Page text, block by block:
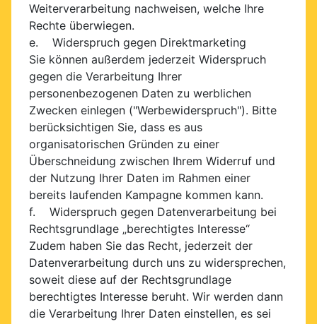
Weiterverarbeitung nachweisen, welche Ihre
Rechte überwiegen.
e. Widerspruch gegen Direktmarketing
Sie können außerdem jederzeit Widerspruch
gegen die Verarbeitung Ihrer
personenbezogenen Daten zu werblichen
Zwecken einlegen ("Werbewiderspruch"). Bitte
berücksichtigen Sie, dass es aus
organisatorischen Gründen zu einer
Überschneidung zwischen Ihrem Widerruf und
der Nutzung Ihrer Daten im Rahmen einer
bereits laufenden Kampagne kommen kann.
f. Widerspruch gegen Datenverarbeitung bei
Rechtsgrundlage „berechtigtes Interesse“
Zudem haben Sie das Recht, jederzeit der
Datenverarbeitung durch uns zu widersprechen,
soweit diese auf der Rechtsgrundlage
berechtigtes Interesse beruht. Wir werden dann
die Verarbeitung Ihrer Daten einstellen, es sei